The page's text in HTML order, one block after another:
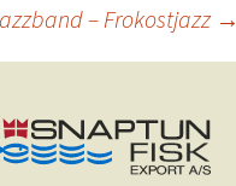
– Frokostjazz →